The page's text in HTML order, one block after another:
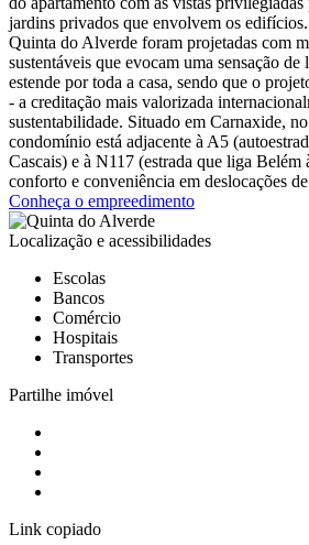
jardins privados que envolvem os edifícios.
Quinta do Alverde foram projetadas com
sustentáveis que evocam uma sensação
estende por toda a casa, sendo que o
- a creditação mais valorizada
sustentabilidade. Situado em Carnaxide,
condomínio está adjacente à A5
Cascais) e à N117 (estrada que liga Belém
conforto e conveniência em deslocações
Conheça o empreedimento
Localização e acessibilidades
Escolas
Bancos
Comércio
Hospitais
Transportes
Partilhe imóvel
Link copiado